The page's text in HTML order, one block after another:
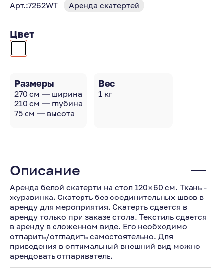
Арт.:7262WT Аренда скатертей
Цвет
Размеры
270 см — ширина
210 см — глубина
75 см — высота
Вес
1 кг
Описание
Аренда белой скатерти на стол 120×60 см. Ткань -
журавинка. Скатерть без соединительных швов в
аренду для мероприятия. Скатерть сдается в
аренду только при заказе стола. Текстиль сдается
в аренду в сложенном виде. Его необходимо
отпарить/отгладить самостоятельно. Для
приведения в оптимальный внешний вид можно
арендовать отпариватель.